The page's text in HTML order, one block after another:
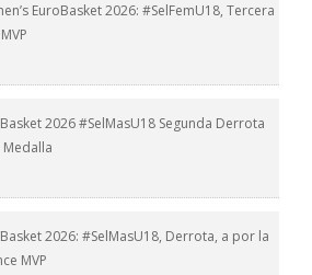
EuroBasket 2026: #SelFemU18, Tercera
2026 #SelMasU18 Segunda Derrota
Medalla
2026: #SelMasU18, Derrota, a por la
MVP